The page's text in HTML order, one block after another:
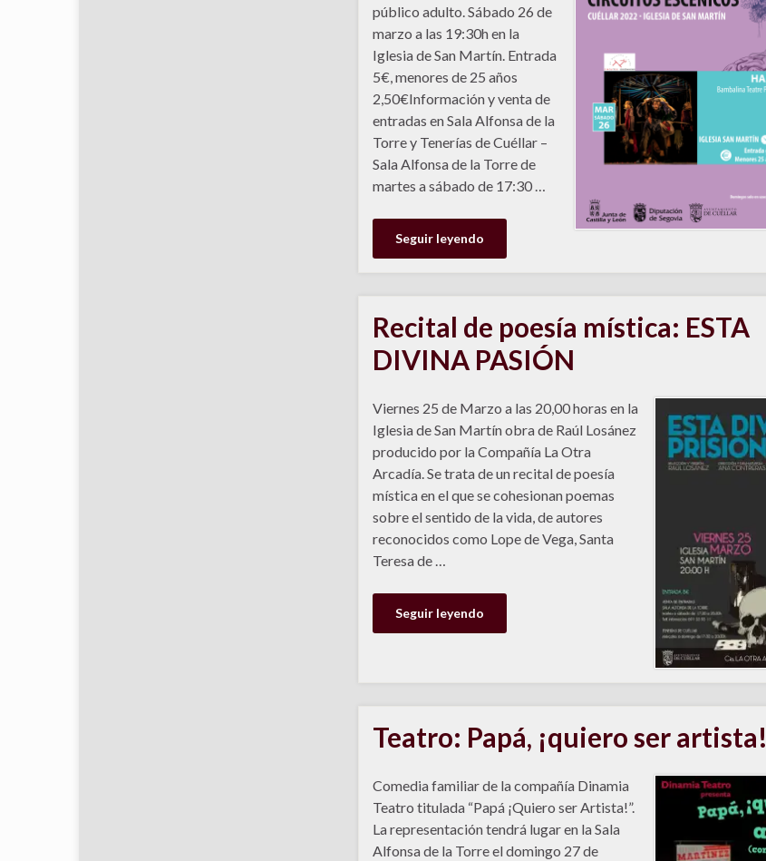
público adulto. Sábado 26 de
marzo a las 19:30h en la
Iglesia de San Martín. Entrada
5€, menores de 25 años
2,50€Información y venta de
entradas en Sala Alfonsa de la
Torre y Tenerías de Cuéllar –
Sala Alfonsa de la Torre de
martes a sábado de 17:30 …
Seguir leyendo
Recital de poesía mística: ESTA
DIVINA PASIÓN
Viernes 25 de Marzo a las 20,00 horas en la
Iglesia de San Martín obra de Raúl Losánez
producido por la Compañía La Otra
Arcadía. Se trata de un recital de poesía
mística en el que se cohesionan poemas
sobre el sentido de la vida, de autores
reconocidos como Lope de Vega, Santa
Teresa de …
Seguir leyendo
Teatro: Papá, ¡quiero ser artista!
Comedia familiar de la compañía Dinamia
Teatro titulada “Papá ¡Quiero ser Artista!”.
La representación tendrá lugar en la Sala
Alfonsa de la Torre el domingo 27 de